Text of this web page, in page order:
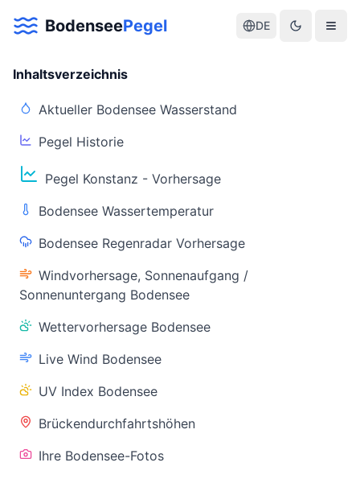
BodenseePegel DE
Inhaltsverzeichnis
Aktueller Bodensee Wasserstand
Pegel Historie
Pegel Konstanz - Vorhersage
Bodensee Wassertemperatur
Bodensee Regenradar Vorhersage
Windvorhersage, Sonnenaufgang /
Sonnenuntergang Bodensee
Wettervorhersage Bodensee
Live Wind Bodensee
UV Index Bodensee
Brückendurchfahrtshöhen
Ihre Bodensee-Fotos
Aktuelle Warnlage Bodensee
Aktueller Bodensee Pegel & Wasserstand
Live-Daten
(Konstanz)
Wassertemperatur
(Friedrichshafen)
Warnstatus
✅ Keine
Warnung